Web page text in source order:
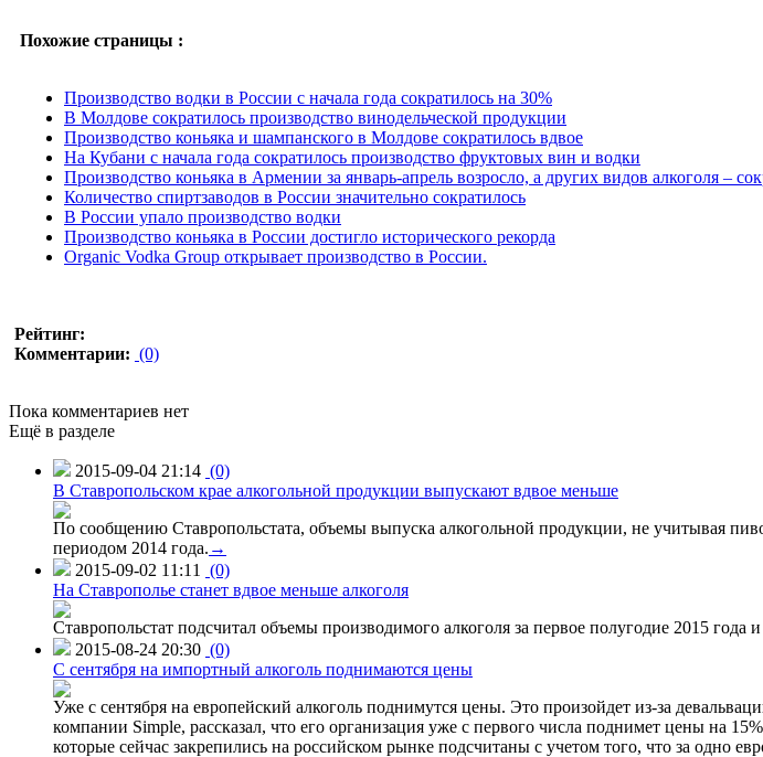
Похожие страницы :
Производство водки в России с начала года сократилось на 30%
В Молдове сократилось производство винодельческой продукции
Производство коньяка и шампанского в Молдове сократилось вдвое
На Кубани с начала года сократилось производство фруктовых вин и водки
Производство коньяка в Армении за январь-апрель возросло, а других видов алкоголя –
Количество спиртзаводов в России значительно сократилось
В России упало производство водки
Производство коньяка в России достигло исторического рекорда
Organic Vodka Group открывает производство в России.
Рейтинг:
Комментарии: (0)
Пока комментариев нет
Ещё в разделе
2015-09-04 21:14 (0)
В Ставропольском крае алкогольной продукции выпускают вдвое меньше
По сообщению Ставропольстата, объемы выпуска алкогольной продукции, не учитывая
периодом 2014 года. →
2015-09-02 11:11
(0)
На Ставрополье станет вдвое меньше алкоголя
Ставропольстат подсчитал объемы производимого алкоголя за первое полугодие 2015 года
2015-08-24 20:30 (0)
C сентября на импортный алкоголь поднимаются цены
Уже с сентября на европейский алкоголь поднимутся цены. Это произойдет из-за
компании Simple, рассказал, что его организация уже с первого числа поднимет цены на
которые сейчас закрепились на российском рынке подсчитаны с учетом того, что за одно